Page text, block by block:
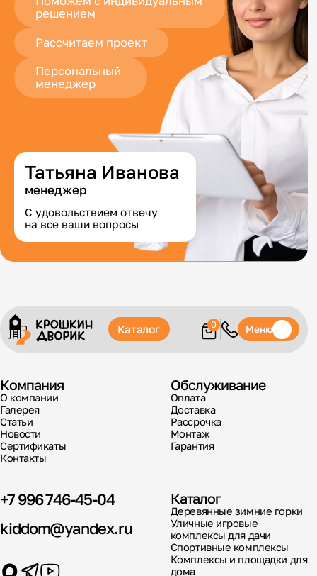
решением
Рассчитаем проект
Персональный
менеджер
Татьяна Иванова
менеджер
С удовольствием отвечу
на все ваши вопросы
Каталог 0 Меню
+7 996 746-45-04
kiddom@yandex.ru
Компания
О компании
Галерея
Статьи
Новости
Сертификаты
Контакты
Обслуживание
Оплата
Доставка
Рассрочка
Монтаж
Гарантия
Каталог
Деревянные зимние горки
Уличные игровые
комплексы для дачи
Спортивные комплексы
Комплексы и площадки для
дома